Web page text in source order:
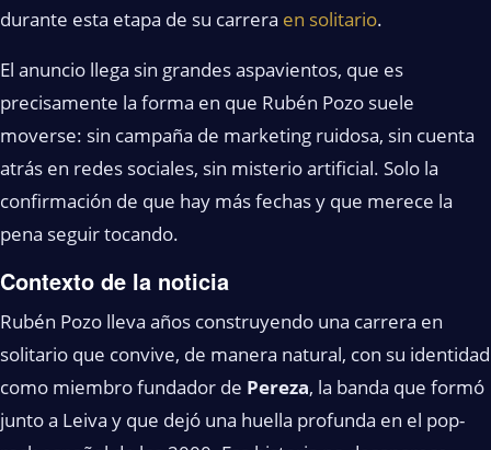
durante esta etapa de su carrera en solitario.
El anuncio llega sin grandes aspavientos, que es
precisamente la forma en que Rubén Pozo suele
moverse: sin campaña de marketing ruidosa, sin cuenta
atrás en redes sociales, sin misterio artificial. Solo la
confirmación de que hay más fechas y que merece la
pena seguir tocando.
Contexto de la noticia
Rubén Pozo lleva años construyendo una carrera en
solitario que convive, de manera natural, con su identidad
como miembro fundador de Pereza, la banda que formó
junto a Leiva y que dejó una huella profunda en el pop-